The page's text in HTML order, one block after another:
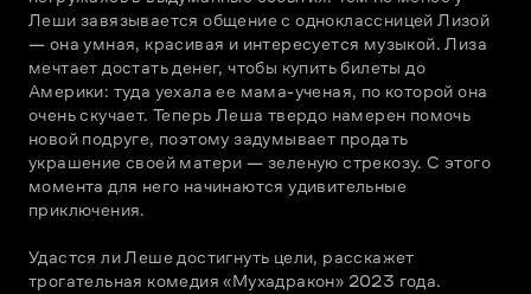
Леши завязывается общение с одноклассницей Лизой
— она умная, красивая и интересуется музыкой. Лиза
мечтает достать денег, чтобы купить билеты до
Америки: туда уехала ее мама-ученая, по которой она
очень скучает. Теперь Леша твердо намерен помочь
новой подруге, поэтому задумывает продать
украшение своей матери — зеленую стрекозу. С этого
момента для него начинаются удивительные
приключения.
Удастся ли Леше достигнуть цели, расскажет
трогательная комедия «Мухадракон» 2023 года.